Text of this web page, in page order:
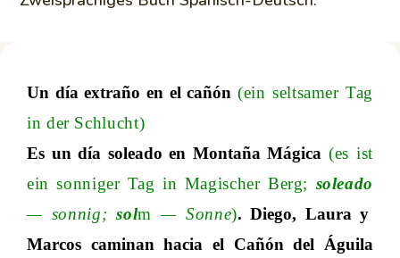
Un día extraño en el cañón(ein seltsamer Tag
in der Schlucht)
Es un día soleado en Montaña Mágica (es ist
ein sonniger Tag in Magischer Berg; soleado
— sonnig; solm — Sonne). Diego, Laura y
Marcos caminan hacia el Cañón del Águila